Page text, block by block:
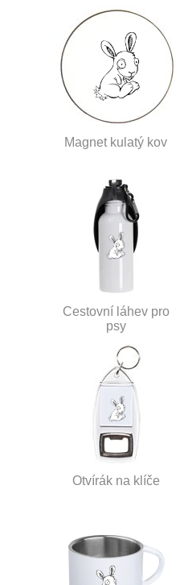
Magnet kulatý kov
Cestovní láhev pro
psy
Otvírák na klíče